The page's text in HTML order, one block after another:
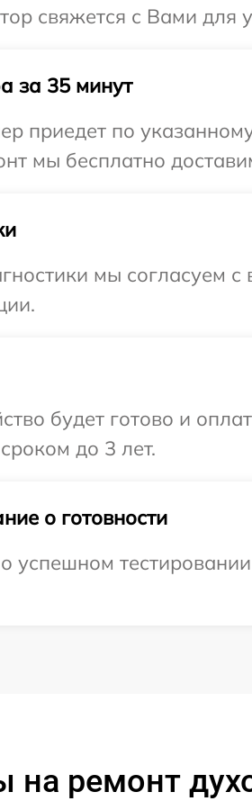
свяжется с Вами для
за 35 минут
приедет по
мы бесплатно
мы согласуем
будет готово и
до 3 лет.
о готовности
тестировании
на ремонт